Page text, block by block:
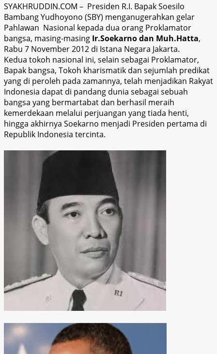
SYAKHRUDDIN.COM – Presiden R.I. Bapak Soesilo
Bambang Yudhoyono (SBY) menganugerahkan gelar
Pahlawan Nasional kepada dua orang Proklamator
bangsa, masing-masing Ir.Soekarno dan Muh.Hatta,
Rabu 7 November 2012 di Istana Negara Jakarta.
Kedua tokoh nasional ini, selain sebagai Proklamator,
Bapak bangsa, Tokoh kharismatik dan sejumlah predikat
yang di peroleh pada zamannya, telah menjadikan Rakyat
Indonesia dapat di pandang dunia sebagai sebuah
bangsa yang bermartabat dan berhasil meraih
kemerdekaan melalui perjuangan yang tiada henti,
hingga akhirnya Soekarno menjadi Presiden pertama di
Republik Indonesia tercinta.